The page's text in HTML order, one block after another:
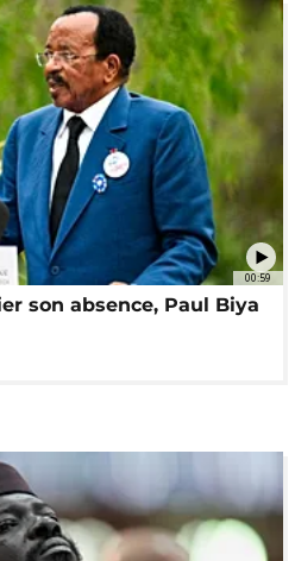
00:59
son absence, Paul Biya